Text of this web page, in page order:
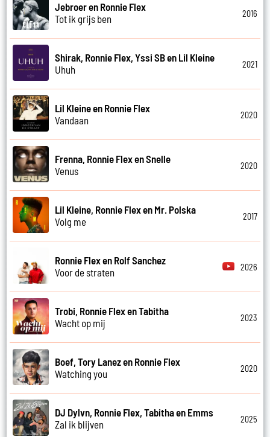
Jebroer en Ronnie Flex
Tot ik grijs ben
2016
Shirak, Ronnie Flex, Yssi SB en Lil Kleine
Uhuh
2021
Lil Kleine en Ronnie Flex
Vandaan
2020
Frenna, Ronnie Flex en Snelle
Venus
2020
Lil Kleine, Ronnie Flex en Mr. Polska
Volg me
2017
Ronnie Flex en Rolf Sanchez
Voor de straten
2026
Trobi, Ronnie Flex en Tabitha
Wacht op mij
2023
Boef, Tory Lanez en Ronnie Flex
Watching you
2020
DJ Dylvn, Ronnie Flex, Tabitha en Emms
Zal ik blijven
2025